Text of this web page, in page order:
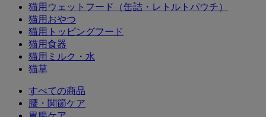
猫用ウェットフード（缶詰・レトルトパウチ）
猫用おやつ
猫用トッピングフード
猫用食器
猫用ミルク・水
猫草
すべての商品
腰・関節ケア